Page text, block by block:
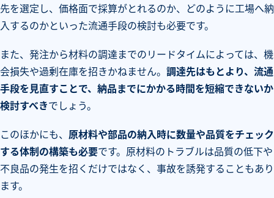
先を選定し、価格面で採算がとれるのか、どのように工場へ納
入するのかといった流通手段の検討も必要です。
また、発注から材料の調達までのリードタイムによっては、機
会損失や過剰在庫を招きかねません。 調達先はもとより、流通
手段を見直すことで、納品までにかかる時間を短縮できないか
検討すべきでしょう。
このほかにも、 原材料や部品の納入時に数量や品質をチェック
する体制の構築も必要です。原材料のトラブルは品質の低下や
不良品の発生を招くだけではなく、事故を誘発することもあり
ます。